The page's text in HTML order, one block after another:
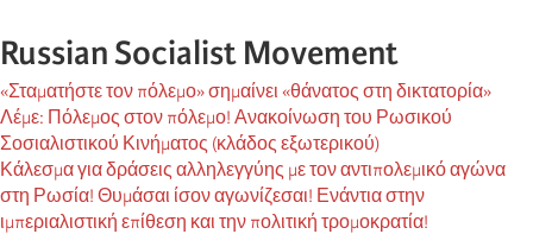
Russian Socialist Movement
«Σταματήστε τον πόλεμο» σημαίνει «θάνατος στη δικτατορία»
Λέμε: Πόλεμος στον πόλεμο! Ανακοίνωση του Ρωσικού
Σοσιαλιστικού Κινήματος (κλάδος εξωτερικού)
Κάλεσμα για δράσεις αλληλεγγύης με τον αντιπολεμικό αγώνα
στη Ρωσία! Θυμάσαι ίσον αγωνίζεσαι! Ενάντια στην
ιμπεριαλιστική επίθεση και την πολιτική τρομοκρατία!